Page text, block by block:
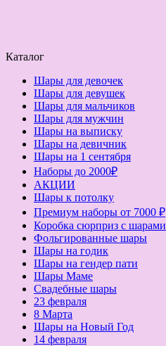
Каталог
Шары для девочек
Шары для девушек
Шары для мальчиков
Шары для мужчин
Шары на выписку
Шары на девичник
Шары на 1 сентября
Наборы до 2000₽
АКЦИИ
Шары к потолку
Премиум наборы от 7000 ₽
Коробка сюрприз с шарами
Фольгированные шары
Шары на годик
Шары на гендер пати
Шары Маме
Свадебные шары
23 февраля
8 Марта
Шары на Новый Год
14 февраля